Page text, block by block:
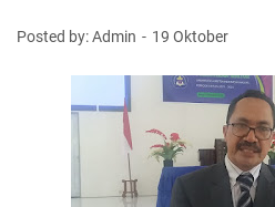
Posted by: Admin 19 Oktober